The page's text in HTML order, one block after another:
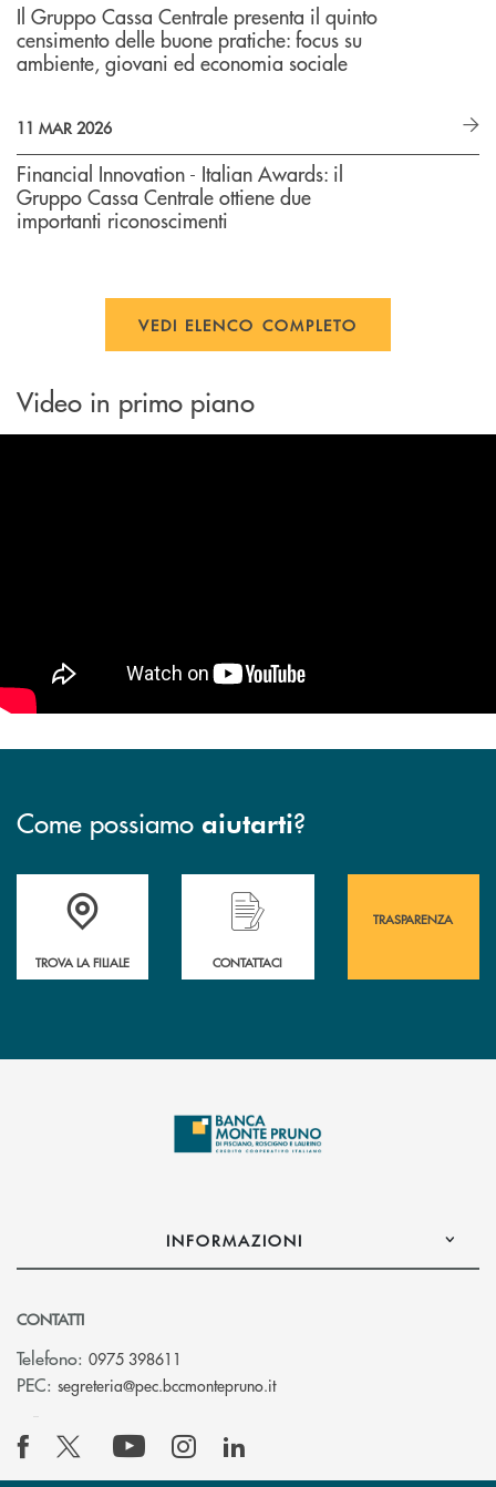
Il Gruppo Cassa Centrale presenta il quinto
censimento delle buone pratiche: focus su
ambiente, giovani ed economia sociale
11 MAR 2026
Financial Innovation - Italian Awards: il
Gruppo Cassa Centrale ottiene due
importanti riconoscimenti
VEDI ELENCO COMPLETO
Video in primo piano
Come possiamo aiutarti?
Accedi all' elenco completo&nbsp; delle&nbsp; filiali&nbsp; di Banca
TROVA LA FILIALE
Hai bisogno di assistenza immediata?
CONTATTACI
TRASPARENZA
INFORMAZIONI
CONTATTI
Telefono: 0975 398611
PEC: segreteria@pec.bccmontepruno.it(si apre l’app di posta